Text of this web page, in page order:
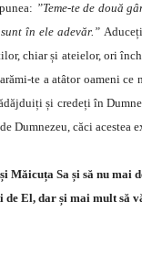
”Teme-te de două
în ele adevăr.”
chiar și ateielor, ori
te a atâtor oameni
și credeți în
Dumnezeu, căci acestea
Măicuța Sa și să nu mai
de El, dar și mai mult să